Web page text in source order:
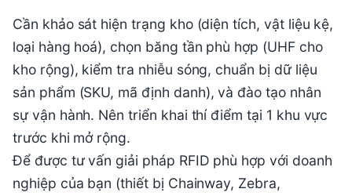
Cần khảo sát hiện trạng kho (diện tích, vật liệu kệ,
loại hàng hoá), chọn băng tần phù hợp (UHF cho
kho rộng), kiểm tra nhiễu sóng, chuẩn bị dữ liệu
sản phẩm (SKU, mã định danh), và đào tạo nhân
sự vận hành. Nên triển khai thí điểm tại 1 khu vực
trước khi mở rộng.
Để được tư vấn giải pháp RFID phù hợp với doanh
nghiệp của bạn (thiết bị Chainway, Zebra,